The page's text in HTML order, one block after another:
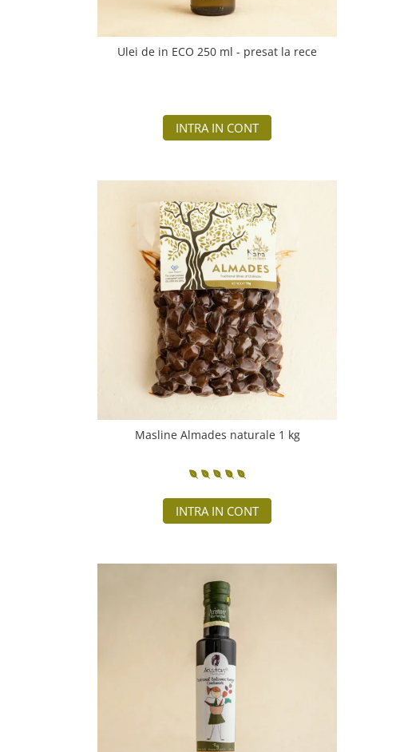
Ulei de in ECO 250 ml - presat la rece
INTRA IN CONT
Masline Almades naturale 1 kg
INTRA IN CONT